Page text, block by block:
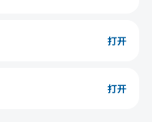
打开
打开